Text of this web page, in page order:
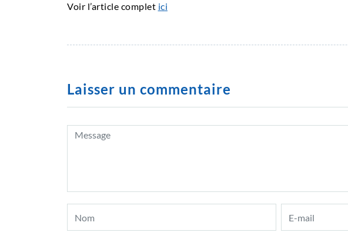
Voir l’article complet ici
Laisser un commentaire